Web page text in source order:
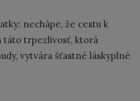
nechápe, že cestu k
táto trpezlivosť, ktorá
vytvára šťastné láskyplné